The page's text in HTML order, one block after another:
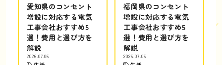
愛知県のコンセント
増設に対応する電気
工事会社おすすめ5
選！費用と選び方を
解説
2026.07.06
福岡県のコンセント
増設に対応する電気
工事会社おすすめ5
選！費用と選び方を
解説
2026.07.06